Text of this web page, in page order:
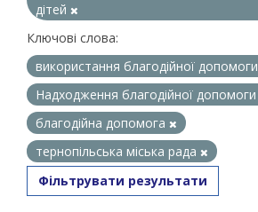
дітей
Ключові слова:
використання благодійної допомоги
Надходження благодійної допомоги
благодійна допомога
тернопільська міська рада
Фільтрувати результати